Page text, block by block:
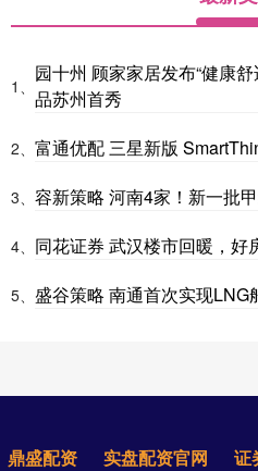
1、
园十州 顾家家居发布“健康
品苏州首秀
2、 富通优配 三星新版
3、 容新策略 河南4家！新一批
4、 同花证券 武汉楼市回暖，好
5、 盛谷策略 南通首次实现LNG
鼎盛配资 实盘配资官网 证